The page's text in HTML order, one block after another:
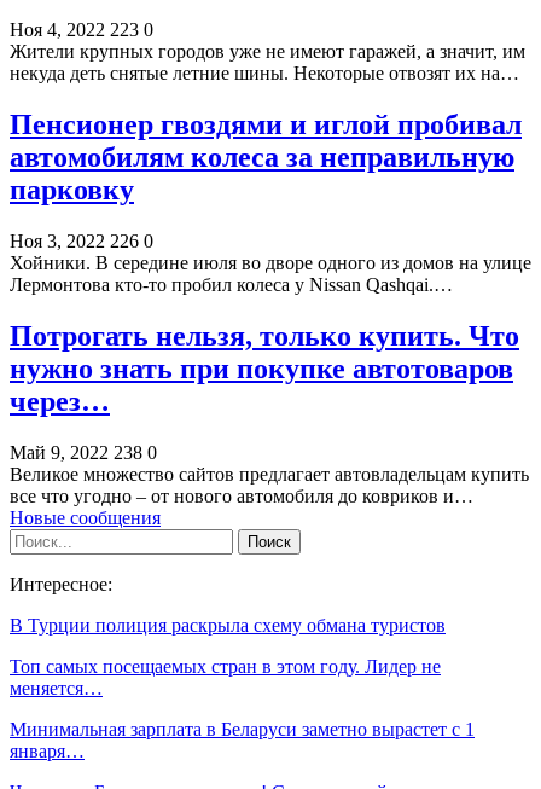
Ноя 4, 2022 223 0
Жители крупных городов уже не имеют гаражей, а значит, им
некуда деть снятые летние шины. Некоторые отвозят их на…
Пенсионер гвоздями и иглой пробивал
автомобилям колеса за неправильную
парковку
Ноя 3, 2022 226 0
Хойники. В середине июля во дворе одного из домов на улице
Лермонтова кто-то пробил колеса у Nissan Qashqai.…
Потрогать нельзя, только купить. Что
нужно знать при покупке автотоваров
через…
Май 9, 2022 238 0
Великое множество сайтов предлагает автовладельцам купить
все что угодно – от нового автомобиля до ковриков и…
Новые сообщения
Интересное:
В Турции полиция раскрыла схему обмана туристов
Топ самых посещаемых стран в этом году. Лидер не
меняется…
Минимальная зарплата в Беларуси заметно вырастет с 1
января…